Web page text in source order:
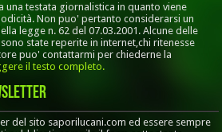
testata giornalistica in quanto viene
Non puo' pertanto considerarsi un
legge n. 62 del 07.03.2001. Alcune delle
state reperite in internet,chi ritenesse
puo' contattarmi per chiederne la
il testo completo.
del sito saporilucani.com ed essere sempre